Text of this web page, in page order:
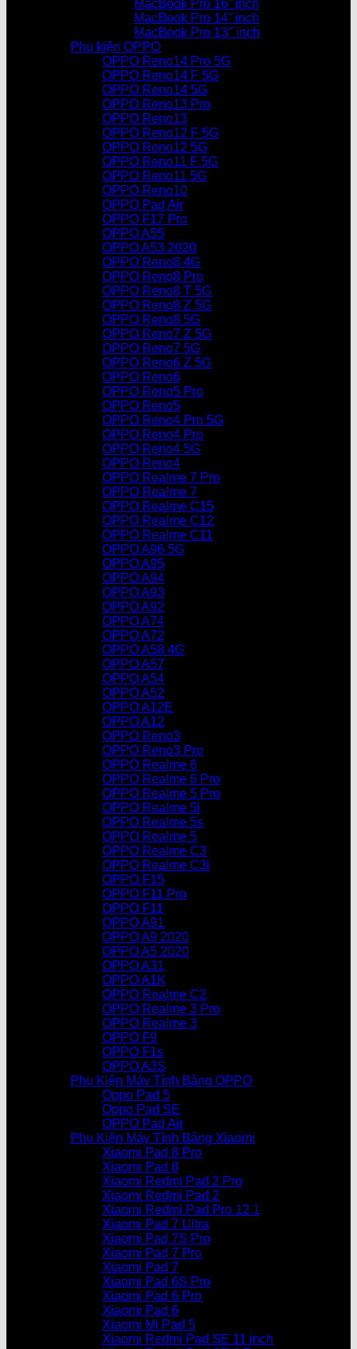
MacBook Pro 16” inch
MacBook Pro 14” inch
MacBook Pro 13″ inch
Phụ kiện OPPO
OPPO Reno14 Pro 5G
OPPO Reno14 F 5G
OPPO Reno14 5G
OPPO Reno13 Pro
OPPO Reno13
OPPO Reno12 F 5G
OPPO Reno12 5G
OPPO Reno11 F 5G
OPPO Reno11 5G
OPPO Reno10
OPPO Pad Air
OPPO F17 Pro
OPPO A55
OPPO A53 2020
OPPO Reno8 4G
OPPO Reno8 Pro
OPPO Reno8 T 5G
OPPO Reno8 Z 5G
OPPO Reno8 5G
OPPO Reno7 Z 5G
OPPO Reno7 5G
OPPO Reno6 Z 5G
OPPO Reno6
OPPO Reno5 Pro
OPPO Reno5
OPPO Reno4 Pro 5G
OPPO Reno4 Pro
OPPO Reno4 5G
OPPO Reno4
OPPO Realme 7 Pro
OPPO Realme 7
OPPO Realme C15
OPPO Realme C12
OPPO Realme C11
OPPO A96 5G
OPPO A95
OPPO A94
OPPO A93
OPPO A92
OPPO A74
OPPO A72
OPPO A58 4G
OPPO A57
OPPO A54
OPPO A52
OPPO A12E
OPPO A12
OPPO Reno3
OPPO Reno3 Pro
OPPO Realme 6
OPPO Realme 6 Pro
OPPO Realme 5 Pro
OPPO Realme 5i
OPPO Realme 5s
OPPO Realme 5
OPPO Realme C3
OPPO Realme C3i
OPPO F15
OPPO F11 Pro
OPPO F11
OPPO A91
OPPO A9 2020
OPPO A5 2020
OPPO A31
OPPO A1K
OPPO Realme C2
OPPO Realme 3 Pro
OPPO Realme 3
OPPO F9
OPPO F1s
OPPO A3S
Phụ Kiện Máy Tính Bảng OPPO
Oppo Pad 5
Oppo Pad SE
OPPO Pad Air
Phụ Kiện Máy Tính Bảng Xiaomi
Xiaomi Pad 8 Pro
Xiaomi Pad 8
Xiaomi Redmi Pad 2 Pro
Xiaomi Redmi Pad 2
Xiaomi Redmi Pad Pro 12.1
Xiaomi Pad 7 Ultra
Xiaomi Pad 7S Pro
Xiaomi Pad 7 Pro
Xiaomi Pad 7
Xiaomi Pad 6S Pro
Xiaomi Pad 6 Pro
Xiaomi Pad 6
Xiaomi Mi Pad 5
Xiaomi Redmi Pad SE 11 inch